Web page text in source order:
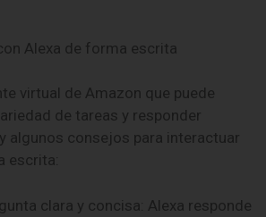
Alexa de forma escrita
virtual de Amazon que puede
de tareas y responder
algunos consejos para interactuar
escrita:
clara y concisa: Alexa responde